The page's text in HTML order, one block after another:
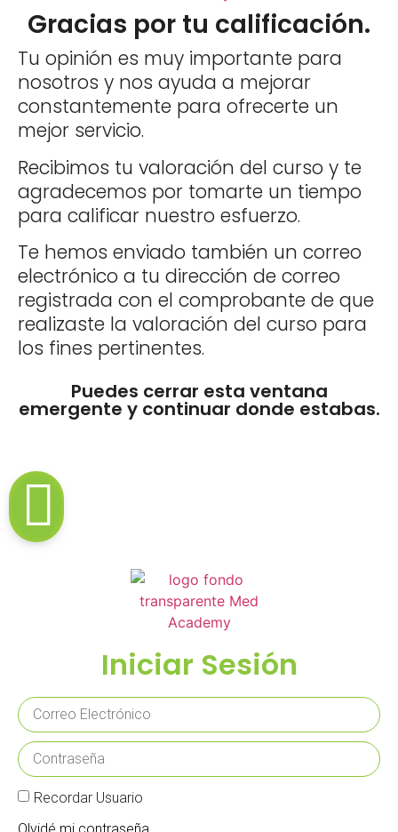
Gracias por tu calificación.
Tu opinión es muy importante para
nosotros y nos ayuda a mejorar
constantemente para ofrecerte un
mejor servicio.
Recibimos tu valoración del curso y te
agradecemos por tomarte un tiempo
para calificar nuestro esfuerzo.
Te hemos enviado también un correo
electrónico a tu dirección de correo
registrada con el comprobante de que
realizaste la valoración del curso para
los fines pertinentes.
Puedes cerrar esta ventana
emergente y continuar donde estabas.
Iniciar Sesión
Recordar Usuario
Olvidé mi contraseña